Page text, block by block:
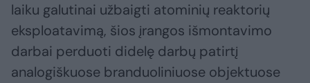
laiku galutinai užbaigti atominių reaktorių
eksploatavimą, šios įrangos išmontavimo
darbai perduoti didelę darbų patirtį
analogiškuose branduoliniuose objektuose